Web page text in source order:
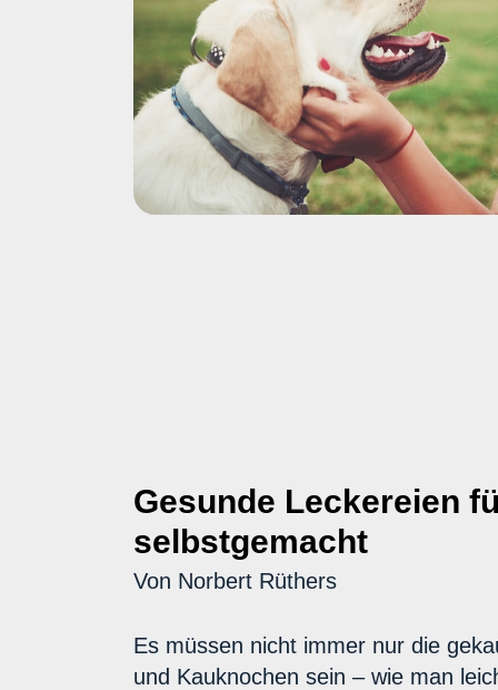
Gesunde Leckereien
selbstgemacht
Von Norbert Rüthers
Es müssen nicht immer nur die
und Kauknochen sein – wie man